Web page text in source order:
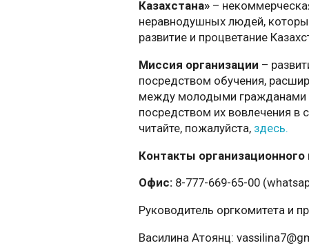
Казахстана»–
неравнодушных людей,
развитие и процветание
Миссия организации –
посредством обучения,
между молодыми гражданами
посредством их вовлечения в
читайте, пожалуйста, здесь.
Контакты организационного
Офис:8-777-669-65-00
Руководитель оргкомитета и
Василина Атоянц: